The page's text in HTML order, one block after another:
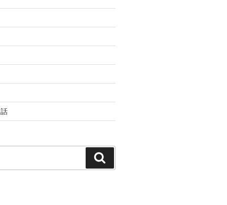
索